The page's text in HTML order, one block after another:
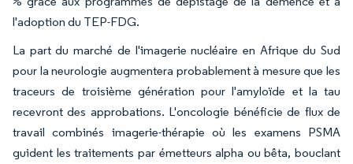
l'adoption du TEP-FDG.
La part du marché de l'imagerie nucléaire en Afrique du Sud
pour la neurologie augmentera probablement à mesure que les
traceurs de troisième génération pour l'amyloïde et la tau
recevront des approbations. L'oncologie bénéficie de flux de
travail combinés imagerie-thérapie où les examens PSMA
guident les traitements par émetteurs alpha ou bêta, bouclant